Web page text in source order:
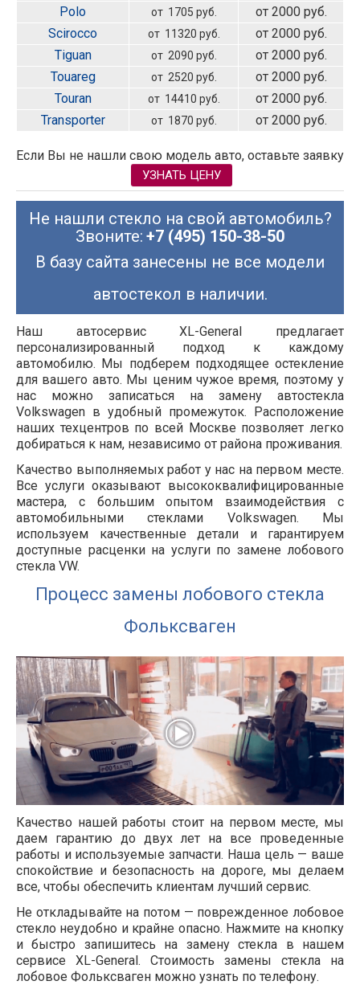
Polo
от 1705 руб.
от 2000 руб.
Scirocco
от 11320 руб.
от 2000 руб.
Tiguan
от 2090 руб.
от 2000 руб.
Touareg
от 2520 руб.
от 2000 руб.
Touran
от 14410 руб.
от 2000 руб.
Transporter
от 1870 руб. от 2000 руб.
Если Вы не нашли свою модель авто, оставьте заявку
УЗНАТЬ ЦЕНУ
Не нашли стекло на свой автомобиль?
Звоните: +7 (495) 150-38-50
В базу сайта занесены не все модели
автостекол в наличии.
Наш автосервис XL-General предлагает
персонализированный подход к каждому
автомобилю. Мы подберем подходящее остекление
для вашего авто. Мы ценим чужое время, поэтому у
нас можно записаться на замену автостекла
Volkswagen в удобный промежуток. Расположение
наших техцентров по всей Москве позволяет легко
добираться к нам, независимо от района проживания.
Качество выполняемых работ у нас на первом месте.
Все услуги оказывают высококвалифицированные
мастера, с большим опытом взаимодействия с
автомобильными стеклами Volkswagen. Мы
используем качественные детали и гарантируем
доступные расценки на услуги по замене лобового
стекла VW.
Процесс замены лобового стекла
Фольксваген
Качество нашей работы стоит на первом месте, мы
даем гарантию до двух лет на все проведенные
работы и используемые запчасти. Наша цель — ваше
спокойствие и безопасность на дороге, мы делаем
все, чтобы обеспечить клиентам лучший сервис.
Не откладывайте на потом — поврежденное лобовое
стекло неудобно и крайне опасно. Нажмите на кнопку
и быстро запишитесь на замену стекла в нашем
сервисе XL-General. Стоимость замены стекла на
лобовое Фольксваген можно узнать по телефону.